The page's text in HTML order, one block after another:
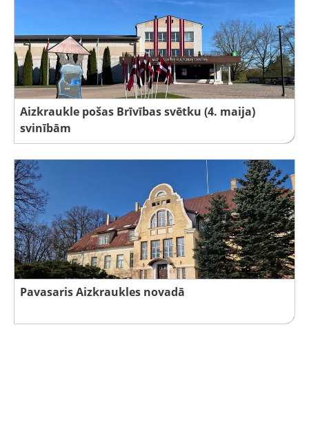
Aizkraukle pošas Brīvības svētku (4. maija)
svinībām
Pavasaris Aizkraukles novadā